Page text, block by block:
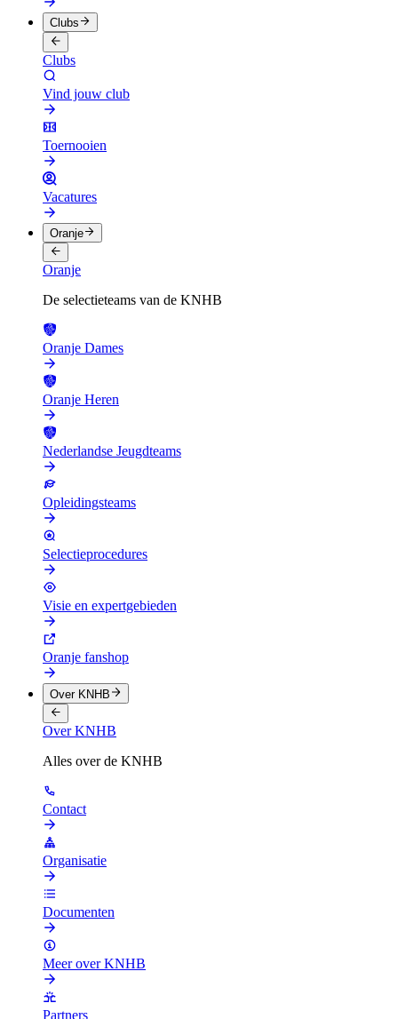
Clubs
Clubs
Vind jouw club
Toernooien
Vacatures
Oranje
Oranje
De selectieteams van de KNHB
Oranje Dames
Oranje Heren
Nederlandse Jeugdteams
Opleidingsteams
Selectieprocedures
Visie en expertgebieden
Oranje fanshop
Over KNHB
Over KNHB
Alles over de KNHB
Contact
Organisatie
Documenten
Meer over KNHB
Partners